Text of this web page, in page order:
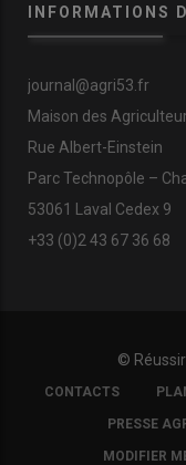
INFORMATIONS
journal@agri53.fr
Maison des
Rue Albert-Einstein
Parc Technopôle –
53061 Laval Cedex 9
+33 (0)2 43 67 36 68
©
FOOTER
COPYRIGHT
CONTACTS
PRESSE
MODIFIER